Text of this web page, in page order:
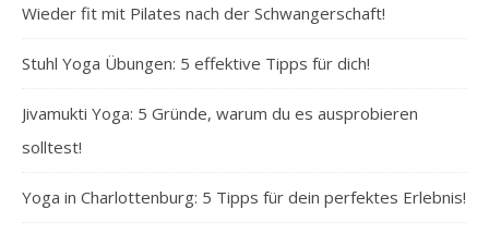
Wieder fit mit Pilates nach der Schwangerschaft!
Stuhl Yoga Übungen: 5 effektive Tipps für dich!
Jivamukti Yoga: 5 Gründe, warum du es ausprobieren
solltest!
Yoga in Charlottenburg: 5 Tipps für dein perfektes Erlebnis!